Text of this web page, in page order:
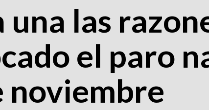
las
el paro
noviembre